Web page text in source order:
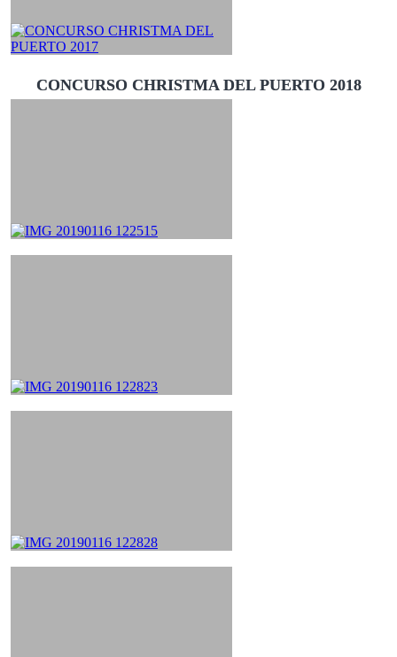
CONCURSO CHRISTMA DEL PUERTO 2018